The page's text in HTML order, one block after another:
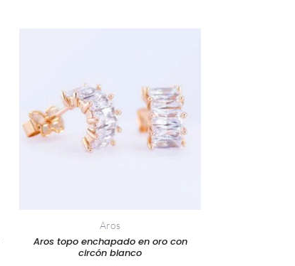
Aros
Aros topo enchapado en oro con
circón blanco